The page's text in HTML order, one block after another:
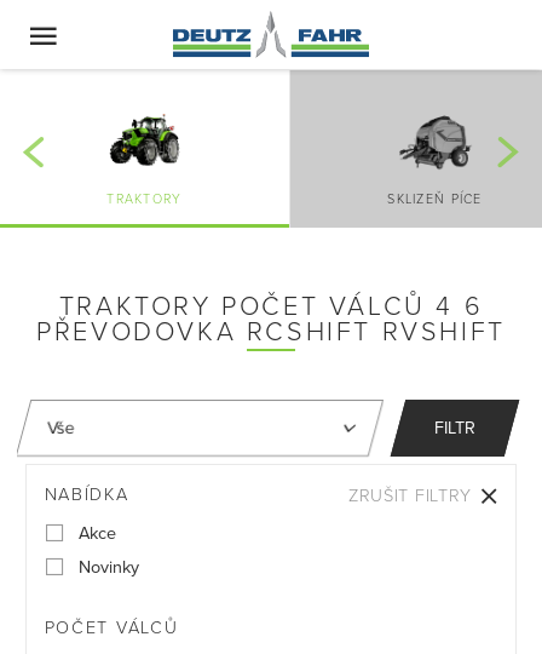
TRAKTORY SKLIZEŇ PÍCE
TRAKTORY POČET VÁLCŮ 4 6
PŘEVODOVKA RCSHIFT RVSHIFT
FILTR
NABÍDKA
Akce
Novinky
POČET VÁLCŮ
ZRUŠIT FILTRY